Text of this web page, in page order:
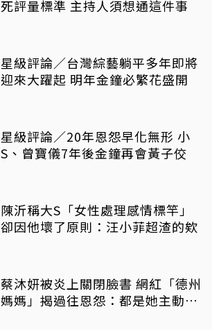
死評量標準 主持人須想通這件事
星級評論／台灣綜藝躺平多年即將
迎來大躍起 明年金鐘必繁花盛開
星級評論／20年恩怨早化無形 小
S、曾寶儀7年後金鐘再會黃子佼
陳沂稱大S「女性處理感情標竿」
卻因他壞了原則：汪小菲超渣的欸
蔡沐妍被炎上關閉臉書 網紅「德州
媽媽」揭過往恩怨：都是她主動攻